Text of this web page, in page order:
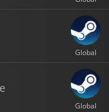
Global
Global